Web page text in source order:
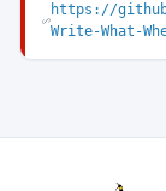
https://
Write-What-